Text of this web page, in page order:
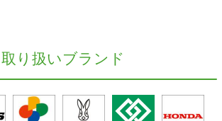
取り扱いブランド